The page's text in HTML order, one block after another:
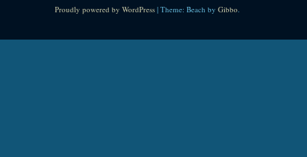
Proudly powered by WordPress | Theme: Beach by Gibbo.